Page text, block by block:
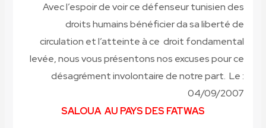
Avec l’espoir de voir ce défenseur tunisien des
droits humains bénéficier da sa liberté de
circulation et l’atteinte à ce droit fondamental
levée, nous vous présentons nos excuses pour ce
désagrément involontaire de notre part. Le :
04/09/2007
SALOUA AU PAYS DES FATWAS